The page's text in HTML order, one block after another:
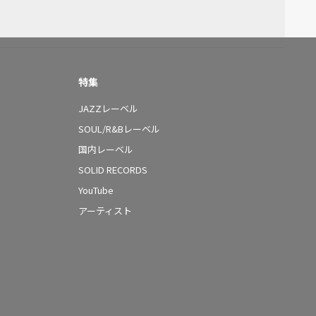
特集
JAZZレーベル
SOUL/R&Bレーベル
国内レーベル
SOLID RECORDS
YouTube
アーティスト